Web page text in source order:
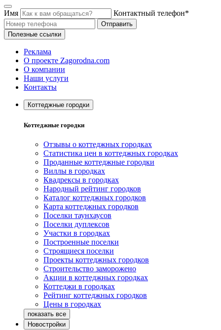
Имя Контактный телефон*
Отправить
Полезные ссылки
Реклама
О проекте Zagorodna.com
О компании
Наши услуги
Контакты
Коттеджные городки
Коттеджные городки
Отзывы о коттеджных городках
Статистика цен в коттеджных городках
Проданные коттеджные городки
Виллы в городках
Квадрексы в городках
Народный рейтинг городков
Каталог коттеджных городков
Карта коттеджных городков
Поселки таунхаусов
Поселки дуплексов
Участки в городках
Построенные поселки
Строящиеся поселки
Проекты коттеджных городков
Строительство заморожено
Акции в коттеджных городках
Коттеджи в городках
Рейтинг коттеджных городков
Цены в городках
Новостройки